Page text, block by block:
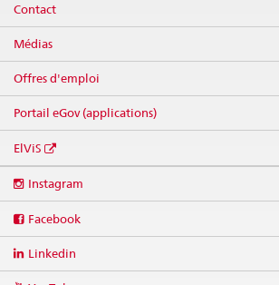
Contact
Médias
Offres d'emploi
Portail eGov (applications)
ElViS
media
Instagram
Facebook
Linkedin